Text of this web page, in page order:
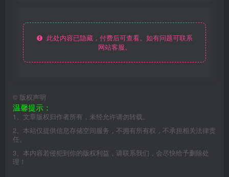
此处内容已隐藏，付费后可查看。如有问题可联系
网站客服。
© 版权声明
温馨提示：
1、文章版权归作者所有，未经允许请勿转载。
2、本站仅提供信息存储空间服务，不拥有所有权，不承担相关法律责
任。
3、本内容若侵犯到你的版权利益，请联系我们，会尽快给予删除处
理！